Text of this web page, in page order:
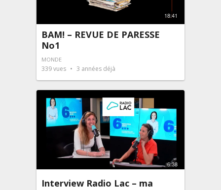
18:41
BAM! – REVUE DE PARESSE
No1
MONDE
339vues 3 années déjà
6:38
Interview Radio Lac – ma